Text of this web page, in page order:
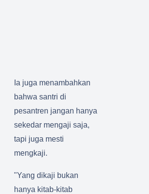
Ia juga menambahkan
bahwa santri di
pesantren jangan hanya
sekedar mengaji saja,
tapi juga mesti
mengkaji.
"Yang dikaji bukan
hanya kitab-kitab